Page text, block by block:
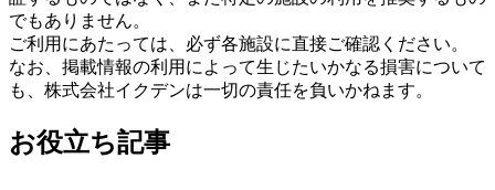
でもありません。
ご利用にあたっては、必ず各施設に直接ご確認ください。
なお、掲載情報の利用によって生じたいかなる損害について
も、株式会社イクデンは一切の責任を負いかねます。
お役立ち記事